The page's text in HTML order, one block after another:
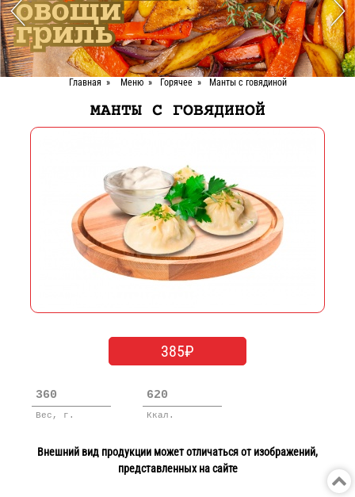
Главная » Меню» Горячее» Манты с говядиной
МАНТЫ С ГОВЯДИНОЙ
385₽
360
Вес, г.
620
Ккал.
Внешний вид продукции может отличаться от изображений,
представленных на сайте
